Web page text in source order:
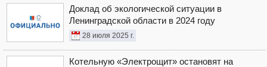
Доклад об экологической ситуации в
Ленинградской области в 2024 году
28 июля 2025 г.
Котельную «Электрощит» остановят на